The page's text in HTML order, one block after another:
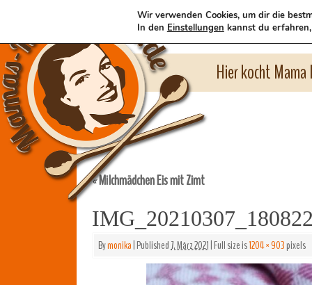
Hier kocht
«Milchmädchen Eis mit Zimt
Bymonika|Published7. März 2021|Full size is1204 × 903pixels
Wir verwenden Cookies, um dir die
In den Einstellungen kannst du